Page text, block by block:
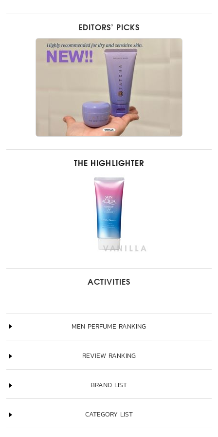
EDITORS’ PICKS
THE HIGHLIGHTER
ACTIVITIES
MEN PERFUME RANKING
REVIEW RANKING
BRAND LIST
CATEGORY LIST